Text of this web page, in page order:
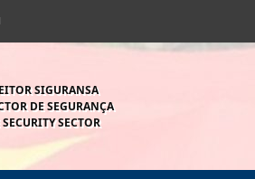
SIGURANSA
DE SEGURANÇA
SECTOR